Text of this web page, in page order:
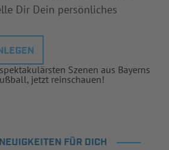
Dir Dein persönliches
Szenen aus Bayerns
jetzt reinschauen!
FÜR DICH